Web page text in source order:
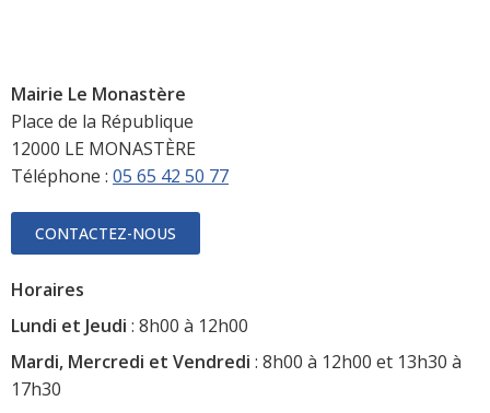
Mairie Le Monastère
Place de la République
12000 LE MONASTÈRE
Téléphone : 05 65 42 50 77
CONTACTEZ-NOUS
Horaires
Lundi et Jeudi : 8h00 à 12h00
Mardi, Mercredi et Vendredi : 8h00 à 12h00 et 13h30 à
17h30